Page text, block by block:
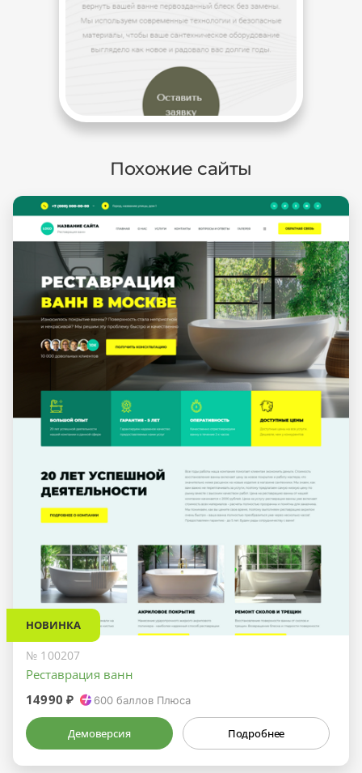
Похожие сайты
НОВИНКА
№ 100207
Реставрация ванн
14990 ₽
600 баллов Плюса
Демоверсия Подробнее